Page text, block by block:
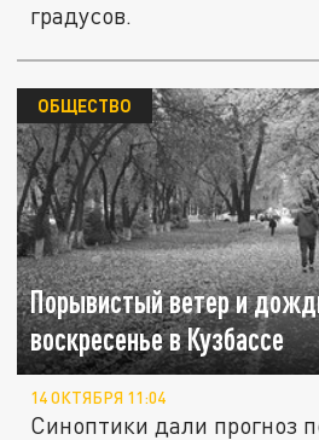
градусов.
Порывистый ветер и
воскресенье в Кузбассе
ОБЩЕСТВО
14 ОКТЯБРЯ 11:04
Синоптики дали прогноз